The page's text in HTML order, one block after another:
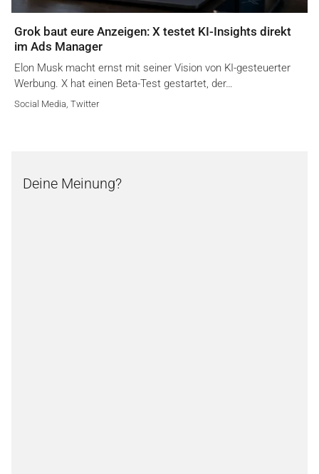
Grok baut eure Anzeigen: X testet KI-Insights direkt
im Ads Manager
Elon Musk macht ernst mit seiner Vision von KI-gesteuerter
Werbung. X hat einen Beta-Test gestartet, der…
Social Media Twitter
Deine Meinung?